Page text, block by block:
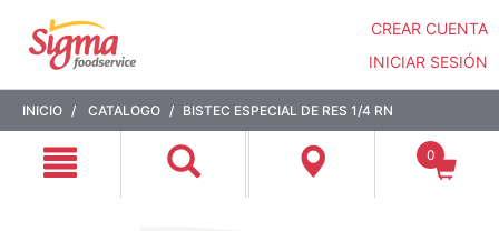
CREAR CUENTA
INICIAR SESIÓN
contenido
INICIO CATALOGO BISTEC ESPECIAL DE RES 1/4 RN
0